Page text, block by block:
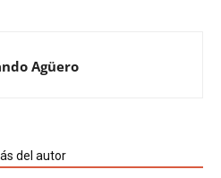
Agüero
del autor